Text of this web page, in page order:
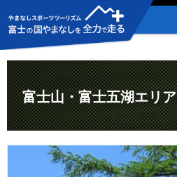
富士山・富士五湖エリア